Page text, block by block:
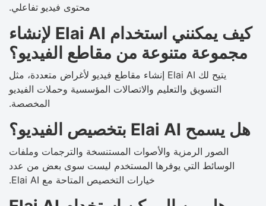
محتوى فيديو تفاعلي.
كيف يمكنني استخدام Elai AI لإنشاء
مجموعة متنوعة من مقاطع الفيديو؟
يتيح لك Elai AI إنشاء مقاطع فيديو لأغراض متعددة، مثل
التسويق والتعليم والاتصالات المؤسسية وحملات الفيديو
المخصصة.
هل يسمح Elai AI بتخصيص الفيديو؟
الصور الرمزية والأصوات المستنسخة والترجمات وملفات
الوسائط التي يوفرها المستخدم ليست سوى بعض من عدد
خيارات التخصيص المتاحة مع Elai AI.